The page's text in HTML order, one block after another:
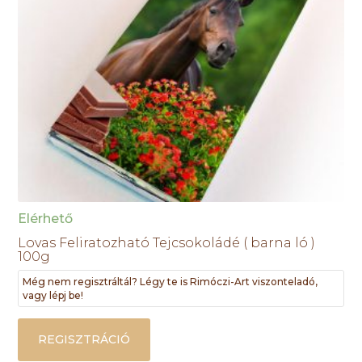
Elérhető
Lovas Feliratozható Tejcsokoládé ( barna ló )
100g
Még nem regisztráltál? Légy te is Rimóczi-Art viszonteladó,
vagy lépj be!
REGISZTRÁCIÓ